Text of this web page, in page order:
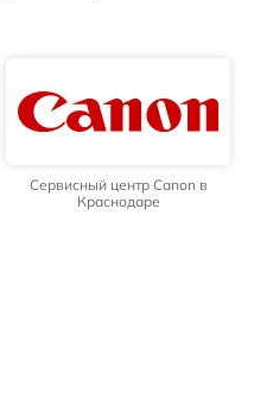
Сервисный центр Canon в
Краснодаре